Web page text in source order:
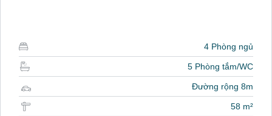
4 Phòng ngủ
5 Phòng tắm/WC
Đường rộng 8m
58 m²